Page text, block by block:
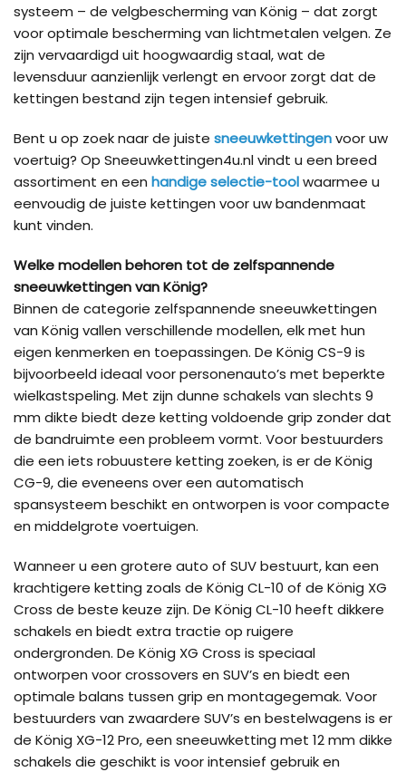
systeem – de velgbescherming van König – dat zorgt
voor optimale bescherming van lichtmetalen velgen. Ze
zijn vervaardigd uit hoogwaardig staal, wat de
levensduur aanzienlijk verlengt en ervoor zorgt dat de
kettingen bestand zijn tegen intensief gebruik.
Bent u op zoek naar de juiste sneeuwkettingenvoor uw
voertuig? Op Sneeuwkettingen4u.nl vindt u een breed
assortiment en een handige selectie-toolwaarmee u
eenvoudig de juiste kettingen voor uw bandenmaat
kunt vinden.
Welke modellen behoren tot de zelfspannende
sneeuwkettingen van König?
Binnen de categorie zelfspannende sneeuwkettingen
van König vallen verschillende modellen, elk met hun
eigen kenmerken en toepassingen. De König CS-9 is
bijvoorbeeld ideaal voor personenauto’s met beperkte
wielkastspeling. Met zijn dunne schakels van slechts 9
mm dikte biedt deze ketting voldoende grip zonder dat
de bandruimte een probleem vormt. Voor bestuurders
die een iets robuustere ketting zoeken, is er de König
CG-9, die eveneens over een automatisch
spansysteem beschikt en ontworpen is voor compacte
en middelgrote voertuigen.
Wanneer u een grotere auto of SUV bestuurt, kan een
krachtigere ketting zoals de König CL-10 of de König XG
Cross de beste keuze zijn. De König CL-10 heeft dikkere
schakels en biedt extra tractie op ruigere
ondergronden. De König XG Cross is speciaal
ontworpen voor crossovers en SUV’s en biedt een
optimale balans tussen grip en montagegemak. Voor
bestuurders van zwaardere SUV’s en bestelwagens is er
de König XG-12 Pro, een sneeuwketting met 12 mm dikke
schakels die geschikt is voor intensief gebruik en